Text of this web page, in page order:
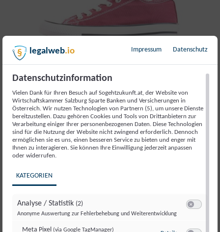
DEIN ARBEITSPLATZ
„Mode ist vergänglich. Stil niemals.“ Das Zitat stammt
von Coco Chanel, ist also auch schon ein paar Jährchen
legalweb.io Impressum Datenschutz
Datenschutzinformation
Vielen Dank für Ihren Besuch auf Sogehtzukunft.at, der Website von
Wirtschaftskammer Salzburg Sparte Banken und Versicherungen in
Österreich. Wir nutzen Technologien von Partnern (5), um unsere Dienste
bereitzustellen. Dazu gehören Cookies und Tools von Drittanbietern zur
Verarbeitung einiger Ihrer personenbezogenen Daten. Diese Technologien
sind für die Nutzung der Website nicht zwingend erforderlich. Dennoch
ermöglichen sie es uns, einen besseren Service zu bieten und enger mit
Ihnen zu interagieren. Sie können Ihre Einwilligung jederzeit anpassen
oder widerrufen.
KATEGORIEN
Analyse / Statistik (2)
Anonyme Auswertung zur Fehlerbehebung und Weiterentwicklung
Meta Pixel (via Google TagManager)